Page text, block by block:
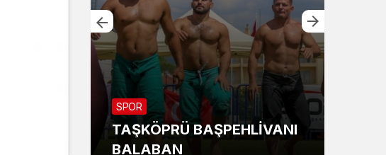
SPOR
TAŞKÖPRÜ BAŞPEHLİVANI
BALABAN